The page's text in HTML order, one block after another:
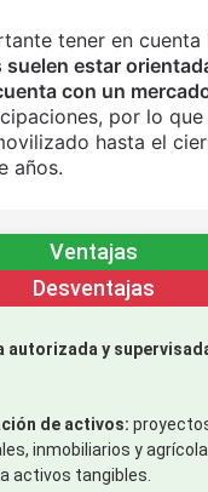
tener en cuenta
suelen estar
con un
por lo
hasta el
años.
Ventajas
Desventajas
autorizada y
de activos:
inmobiliarios y
activos tangibles.